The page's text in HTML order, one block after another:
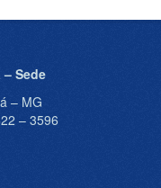
Sede
– MG
– 3596